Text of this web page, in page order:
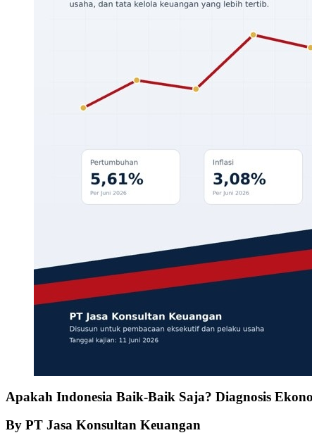
Apakah Indonesia Baik-Baik Saja? Diagnosis
By PT Jasa Konsultan Keuangan